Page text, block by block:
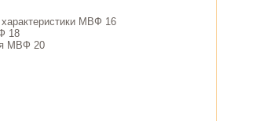
МВФ 16
18
МВФ 20